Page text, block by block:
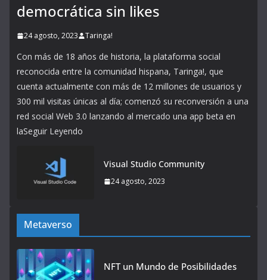
democrática sin likes
24 agosto, 2023 Taringa!
Con más de 18 años de historia, la plataforma social
reconocida entre la comunidad hispana, Taringa!, que
cuenta actualmente con más de 12 millones de usuarios y
300 mil visitas únicas al día; comenzó su reconversión a una
red social Web 3.0 lanzando al mercado una app beta en
laSeguir Leyendo
Visual Studio Community
24 agosto, 2023
Metaverso
NFT un Mundo de Posibilidades